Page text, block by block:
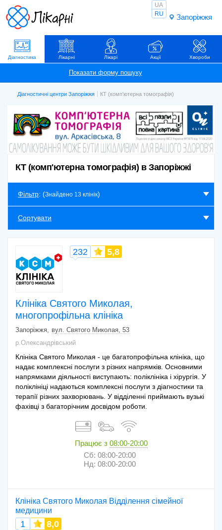
Запоріжжя
UA
RU
Діагностика Лікарні Лікарі Акції Хвороби
Діагностичні центри Запоріжжя КТ (комп'ютерна томографія)
КТ (комп'ютерна томографія) в Запоріжжі
Фільтр: (Знайдено 13 клінік)
Сортувати
Клініка Святого Миколая,
многопрофільна клініка
232 5,8
Запоріжжя
вул. Святого Миколая, 53
р.Олександрівський
Клініка Святого Миколая - це багатопрофільна клініка, що
надає комплексні послуги з різних напрямків. Основними
напрямками діяльності виступають: поліклініка і хірургія. У
поліклініці надаються комплексні послуги з діагностики та
терапії різних захворювань. У відділенні приймають вузькі
фахівці з багаторічним досвідом роботи.
Працює з 08:00-20:00
Сб: 08:00-20:00
Нд: 08:00-20:00
Клініка Святого Миколая Відділення сімейної
медицини
1 8,0